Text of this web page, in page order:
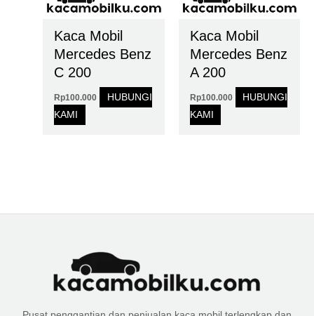
Kaca Mobil
Mercedes Benz
C 200
Rp100.000
HUBUNGI
KAMI
Kaca Mobil
Mercedes Benz
A 200
Rp100.000
HUBUNGI
KAMI